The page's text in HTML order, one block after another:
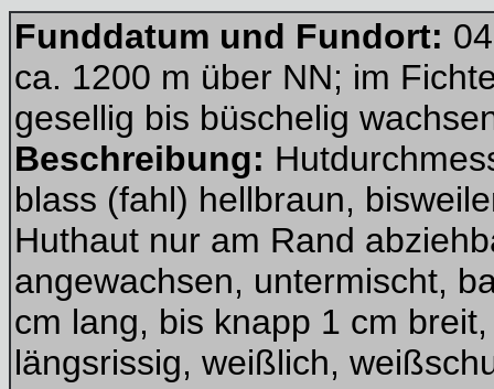
Funddatum und Fundort:
ca. 1200 m über NN; im
gesellig bis büschelig
Beschreibung:
blass (fahl) hellbraun,
Huthaut nur am Rand
angewachsen, untermischt,
cm lang, bis knapp 1 cm
längsrissig, weißlich,